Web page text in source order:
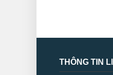
THÔNG TIN